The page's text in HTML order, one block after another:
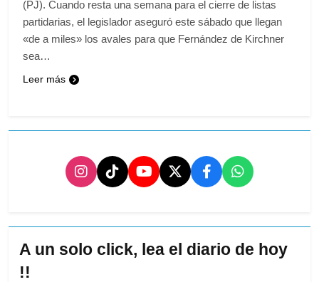
(PJ). Cuando resta una semana para el cierre de listas
partidarias, el legislador aseguró este sábado que llegan
«de a miles» los avales para que Fernández de Kirchner
sea…
Leer más
A un solo click, lea el diario de hoy
!!